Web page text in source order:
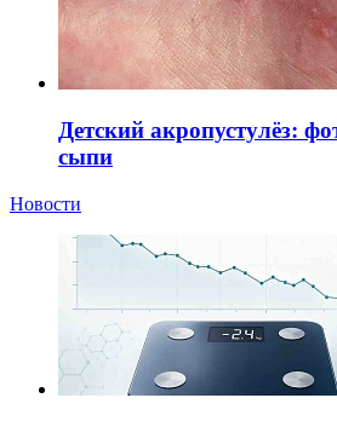
Детский акропустулёз:
сыпи
Новости